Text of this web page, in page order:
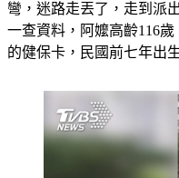
彎，迷路走丟了，走到派
一查資料，阿嬤高齡116
的健保卡，民國前七年出